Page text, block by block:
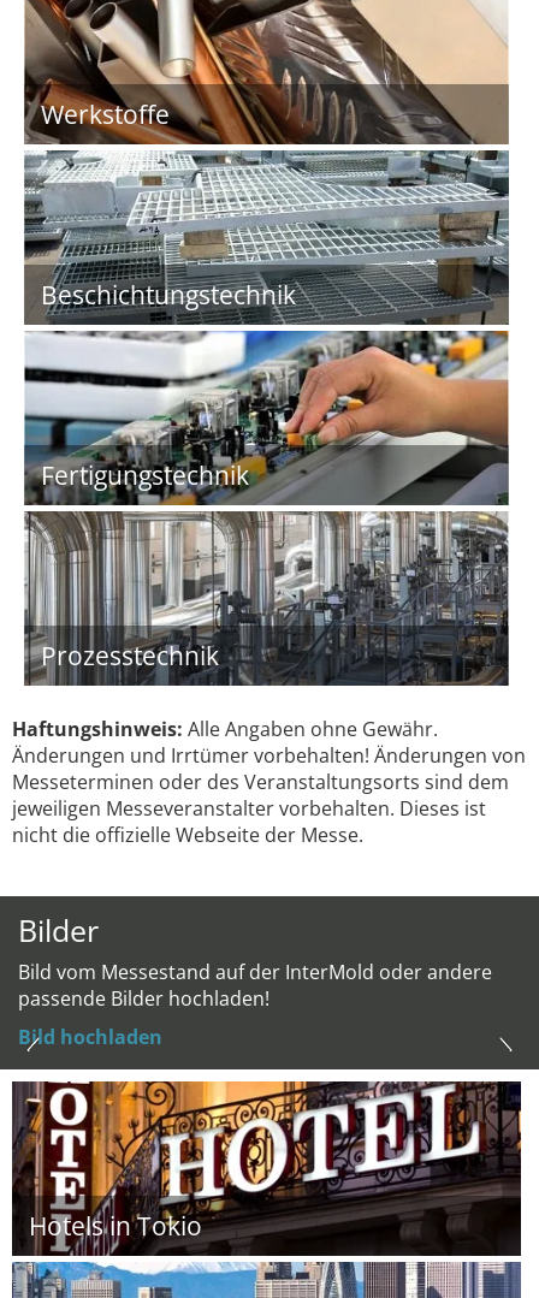
Werkstoffe
Beschichtungstechnik
Fertigungstechnik
Prozesstechnik
Haftungshinweis: Alle Angaben ohne Gewähr.
Änderungen und Irrtümer vorbehalten! Änderungen von
Messeterminen oder des Veranstaltungsorts sind dem
jeweiligen Messeveranstalter vorbehalten. Dieses ist
nicht die offizielle Webseite der Messe.
Bilder
Bild vom Messestand auf der InterMold oder andere
passende Bilder hochladen!
Bild hochladen
Hotels in Tokio